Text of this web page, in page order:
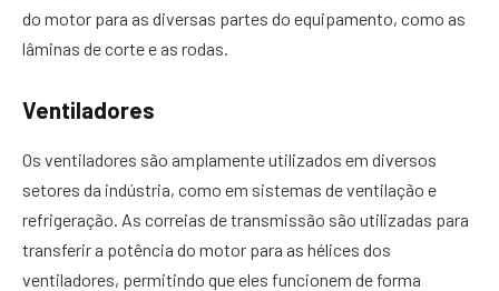
do motor para as diversas partes do equipamento, como as
lâminas de corte e as rodas.
Ventiladores
Os ventiladores são amplamente utilizados em diversos
setores da indústria, como em sistemas de ventilação e
refrigeração. As correias de transmissão são utilizadas para
transferir a potência do motor para as hélices dos
ventiladores, permitindo que eles funcionem de forma